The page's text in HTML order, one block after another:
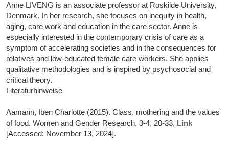
Anne LIVENG is an associate professor at Roskilde University,
Denmark. In her research, she focuses on inequity in health,
aging, care work and education in the care sector. Anne is
especially interested in the contemporary crisis of care as a
symptom of accelerating societies and in the consequences for
relatives and low-educated female care workers. She applies
qualitative methodologies and is inspired by psychosocial and
critical theory.
Literaturhinweise
Aamann, Iben Charlotte (2015). Class, mothering and the values
of food. Women and Gender Research, 3-4, 20-33, Link
[Accessed: November 13, 2024].